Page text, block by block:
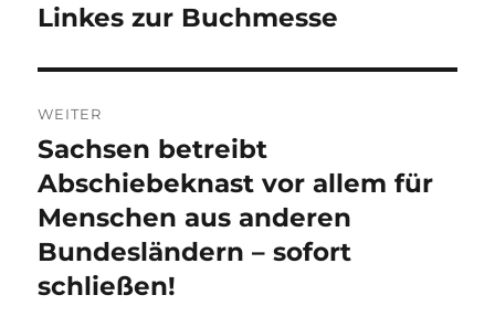
Vorheriger
Linkes zur Buchmesse
WEITER
Nächster
Beitrag:
Sachsen betreibt
Abschiebeknast vor allem für
Menschen aus anderen
Bundesländern – sofort
schließen!